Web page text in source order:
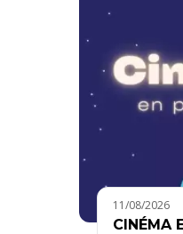
11/08/2026
CINÉMA